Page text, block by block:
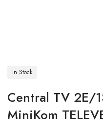
In Stock
Central TV 2E/
MiniKom